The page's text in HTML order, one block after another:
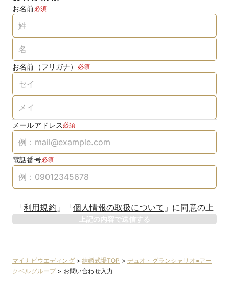
お名前必須
お名前（フリガナ） 必須
メールアドレス 必須
電話番号必須
「利用規約 」 「個人情報の取扱について 」 に同意の上
上記の内容で送信する
マイナビウエディング>結婚式場TOP > デュオ・グランシャリオ●アー
クベルグループ> お問い合わせ入力